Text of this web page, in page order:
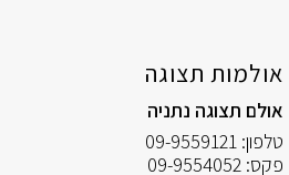
אולמות תצוגה
אולם תצוגה נתניה
טלפון: 09-9559121
פקס: 09-9554052